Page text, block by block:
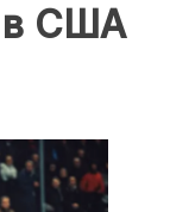
в США